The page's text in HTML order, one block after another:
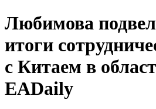
Любимова
итоги
с Китаем в
EADaily